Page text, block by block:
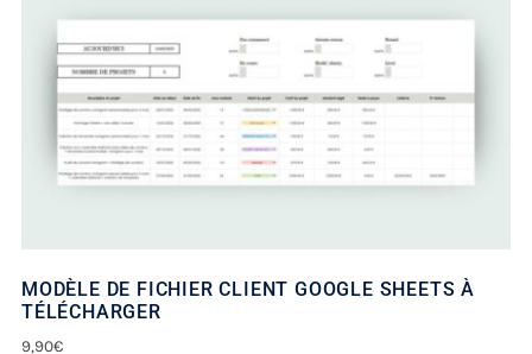
MODÈLE DE FICHIER CLIENT GOOGLE SHEETS À
TÉLÉCHARGER
9,90€